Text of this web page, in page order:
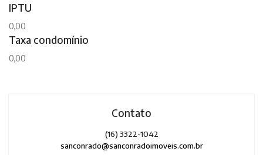
IPTU
0,00
Taxa condomínio
0,00
Contato
(16) 3322-1042
sanconrado@sanconradoimoveis.com.br